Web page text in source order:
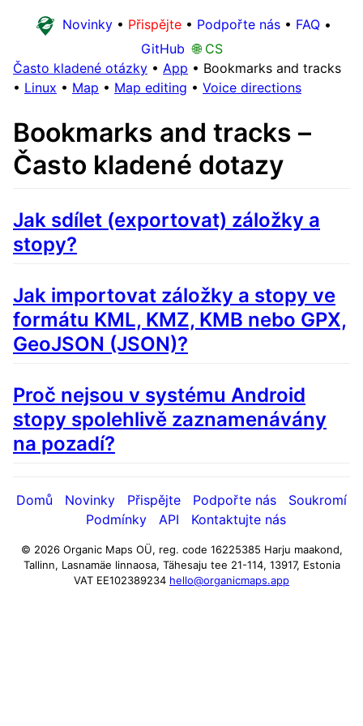
Novinky • Přispějte • Podpořte nás • FAQ •
GitHub 🌐 CS
Často kladené otázky • App • Bookmarks and tracks
• Linux • Map • Map editing • Voice directions
Bookmarks and tracks –
Často kladené dotazy
Jak sdílet (exportovat) záložky a
stopy?
Jak importovat záložky a stopy ve
formátu KML, KMZ, KMB nebo GPX,
GeoJSON (JSON)?
Proč nejsou v systému Android
stopy spolehlivě zaznamenávány
na pozadí?
Domů Novinky Přispějte Podpořte nás
Soukromí
Podmínky
API Kontaktujte nás
© 2026 Organic Maps OÜ, reg. code 16225385 Harju maakond,
Tallinn, Lasnamäe linnaosa, Tähesaju tee 21-114, 13917, Estonia
VAT EE102389234 hello@organicmaps.app